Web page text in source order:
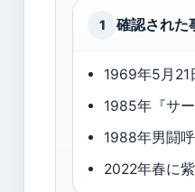
1 確認された
1969年5月21
1985年『サ
1988年男闘
2022年春に